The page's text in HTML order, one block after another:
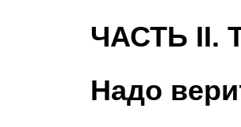
ЧАСТЬ II.
Надо